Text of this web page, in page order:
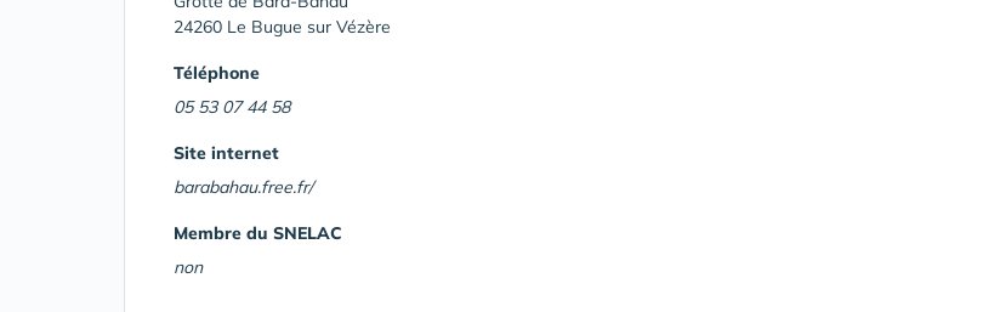
24260 Le Bugue sur Vézère
Téléphone
05 53 07 44 58
Site internet
barabahau.free.fr/
Membre du SNELAC
non